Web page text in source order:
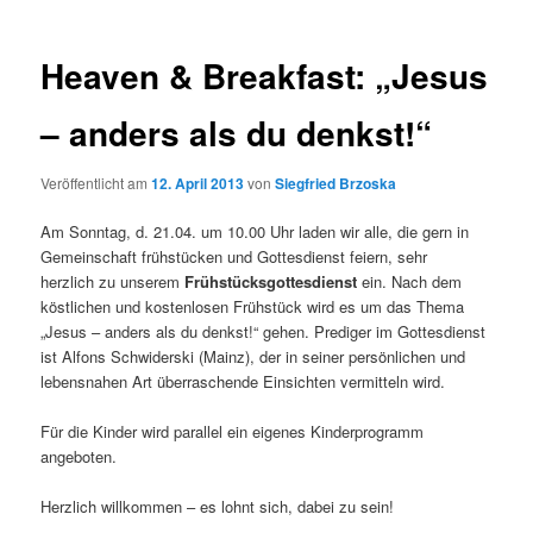
Heaven & Breakfast: „Jesus
– anders als du denkst!“
Veröffentlicht am12. April 2013vonSiegfried Brzoska
Am Sonntag, d. 21.04. um 10.00 Uhr laden wir alle, die gern in
Gemeinschaft frühstücken und Gottesdienst feiern, sehr
herzlich zu unserem Frühstücksgottesdienst ein. Nach dem
köstlichen und kostenlosen Frühstück wird es um das Thema
„Jesus – anders als du denkst!“ gehen. Prediger im Gottesdienst
ist Alfons Schwiderski (Mainz), der in seiner persönlichen und
lebensnahen Art überraschende Einsichten vermitteln wird.
Für die Kinder wird parallel ein eigenes Kinderprogramm
angeboten.
Herzlich willkommen – es lohnt sich, dabei zu sein!